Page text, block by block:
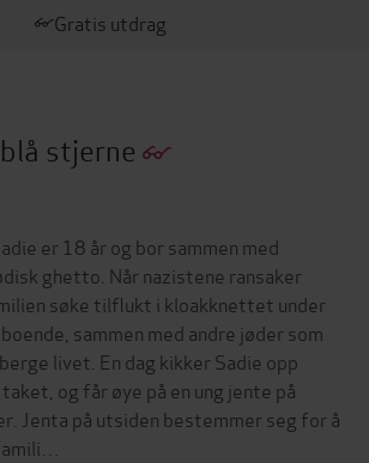
Gratis utdrag
stjerne
er 18 år og bor sammen med
ghetto. Når nazistene ransaker
søke tilflukt i kloakknettet under
sammen med andre jøder som
livet. En dag kikker Sadie opp
og får øye på en ung jente på
Jenta på utsiden bestemmer seg for å